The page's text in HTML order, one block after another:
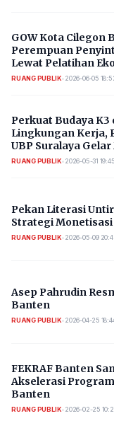
GOW Kota Cilegon
Perempuan
Lewat Pelatihan
RUANG PUBLIK• 2026-06-05
Perkuat Budaya
Lingkungan Kerja,
UBP Suralaya
Walkdown
RUANG PUBLIK• 2026-05-31
Pekan Literasi
Strategi
RUANG PUBLIK• 2026-05-09
Asep Pahrudin
Banten
RUANG PUBLIK• 2026-04-25
FEKRAF Banten
Akselerasi
Banten
RUANG PUBLIK• 2026-02-25